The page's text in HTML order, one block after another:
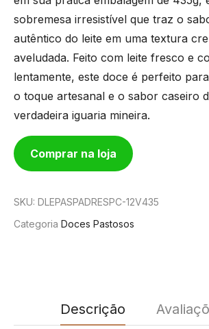
sobremesa irresistível que traz o
autêntico do leite em uma textura
aveludada. Feito com leite fresco e
lentamente, este doce é perfeito
o toque artesanal e o sabor caseiro
verdadeira iguaria mineira.
Comprar na loja
SKU: DLEPASPADRESPC-12V435
Categoria Doces Pastosos
Descrição